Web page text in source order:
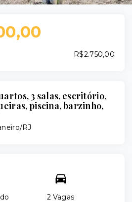
R$2.750,00
3 salas, escritório,
piscina, barzinho,
RJ
2 Vagas